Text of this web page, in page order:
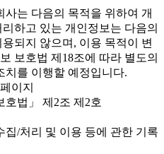
사는 다음의 목적을 위하여 개
하고 있는 개인정보는 다음의
되지 않으며, 이용 목적이 변
보호법 제18조에 따라 별도의
치를 이행할 예정입니다.
이지
호법」 제2조 제2호
집/처리 및 이용 등에 관한 기록